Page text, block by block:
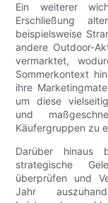
Ein weiterer
Erschließung
beispielsweise
andere Outdoor-
vermarktet,
Sommerkontext
ihre
um diese
und
Käufergruppen zu
Darüber hinaus
strategische
überprüfen und
Jahr